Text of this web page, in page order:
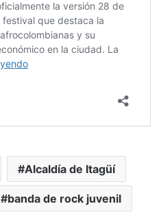
Alcaldía de Itagüí
banda de rock juvenil